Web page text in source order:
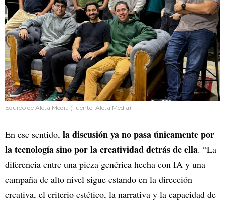
Equipo de Aleta Media (Fuente: Aleta Media)
En ese sentido, la discusión ya no pasa únicamente por
la tecnología sino por la creatividad detrás de ella. “La
diferencia entre una pieza genérica hecha con IA y una
campaña de alto nivel sigue estando en la dirección
creativa, el criterio estético, la narrativa y la capacidad de